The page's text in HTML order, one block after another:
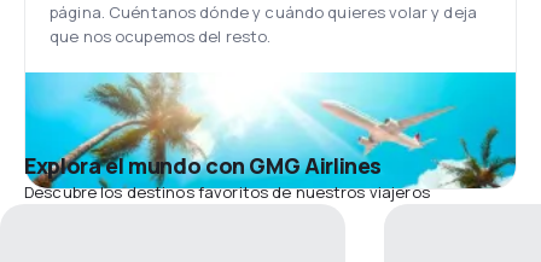
página. Cuéntanos dónde y cuándo quieres volar y deja
que nos ocupemos del resto.
Explora el mundo con GMG Airlines
Descubre los destinos favoritos de nuestros viajeros